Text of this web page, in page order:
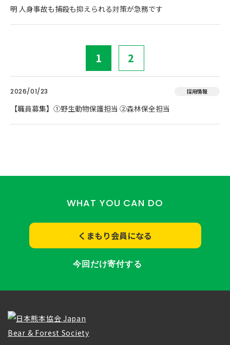
明 人身事故も捕殺も抑えられる対策が急務です
1 2
2026/01/23 採用情報
【職員募集】①野生動物保護担当 ②森林保全担当
WHAT YOU CAN DO
くまもり会員になる
今回だけ寄付する